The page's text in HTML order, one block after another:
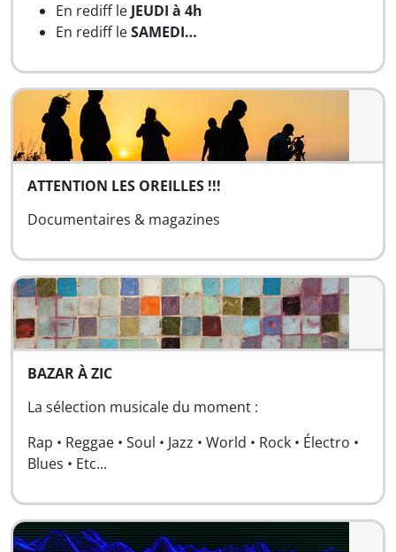
En rediff le JEUDI à 4h
En rediff leSAMEDI…
ATTENTION LES OREILLES !!!
Documentaires & magazines
BAZAR À ZIC
La sélection musicale du moment :
Rap • Reggae • Soul • Jazz • World • Rock • Électro •
Blues • Etc...